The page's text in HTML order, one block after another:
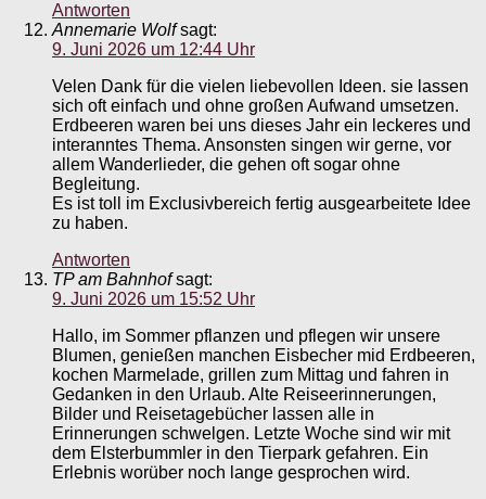
Antworten
Annemarie Wolf sagt:
9. Juni 2026 um 12:44 Uhr
Velen Dank für die vielen liebevollen Ideen. sie lassen
sich oft einfach und ohne großen Aufwand umsetzen.
Erdbeeren waren bei uns dieses Jahr ein leckeres und
interanntes Thema. Ansonsten singen wir gerne, vor
allem Wanderlieder, die gehen oft sogar ohne
Begleitung.
Es ist toll im Exclusivbereich fertig ausgearbeitete Idee
zu haben.
Antworten
TP am Bahnhof sagt:
9. Juni 2026 um 15:52 Uhr
Hallo, im Sommer pflanzen und pflegen wir unsere
Blumen, genießen manchen Eisbecher mid Erdbeeren,
kochen Marmelade, grillen zum Mittag und fahren in
Gedanken in den Urlaub. Alte Reiseerinnerungen,
Bilder und Reisetagebücher lassen alle in
Erinnerungen schwelgen. Letzte Woche sind wir mit
dem Elsterbummler in den Tierpark gefahren. Ein
Erlebnis worüber noch lange gesprochen wird.